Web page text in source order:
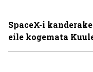
SpaceX-i
eile kogemata